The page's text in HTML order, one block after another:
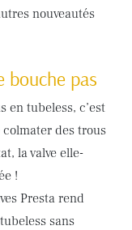
nouveautés
bouche pas
en tubeless, c’est
des trous
la valve elle-
!
Presta rend
sans